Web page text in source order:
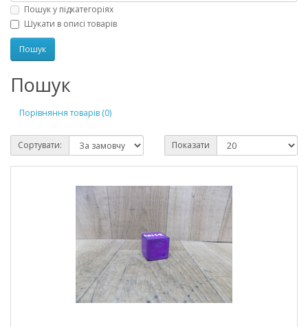
Пошук у підкатегоріях
Шукати в описі товарів
Пошук
Порівняння товарів (0)
Сортувати: Показати